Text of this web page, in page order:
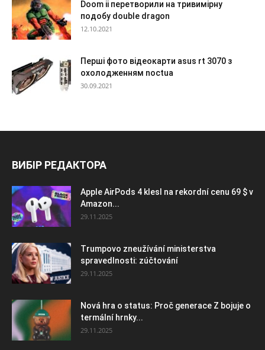
Doom ii перетворили на тривимірну
подобу double dragon
12.10.2021
Перші фото відеокарти asus rt 3070 з
охолодженням noctua
30.09.2021
ВИБІР РЕДАКТОРА
Apple AirPods 4 klesl na rekordní cenu 69 $ v
Amazon...
29.11.2025
Trumpovo zneužívání ministerstva
spravedlnosti: zúčtování
29.11.2025
Nová hra o status: Proč generace Z bojuje o
termální hrnky...
29.11.2025